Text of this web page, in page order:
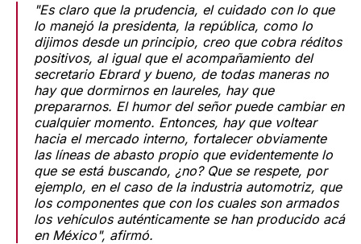
"Es claro que la prudencia, el cuidado con lo que
lo manejó la presidenta, la república, como lo
dijimos desde un principio, creo que cobra réditos
positivos, al igual que el acompañamiento del
secretario Ebrard y bueno, de todas maneras no
hay que dormirnos en laureles, hay que
prepararnos. El humor del señor puede cambiar en
cualquier momento. Entonces, hay que voltear
hacia el mercado interno, fortalecer obviamente
las líneas de abasto propio que evidentemente lo
que se está buscando, ¿no? Que se respete, por
ejemplo, en el caso de la industria automotriz, que
los componentes que con los cuales son armados
los vehículos auténticamente se han producido acá
en México", afirmó.